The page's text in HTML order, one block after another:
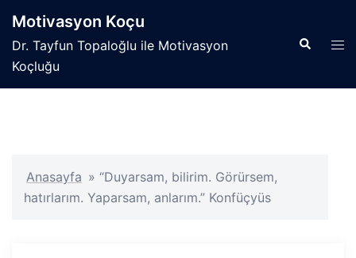
atlaMotivasyon Koçu
Dr. Tayfun Topaloğlu ile Motivasyon
Koçluğu
Search
Anasayfa » “Duyarsam, bilirim. Görürsem,
hatırlarım. Yaparsam, anlarım.” Konfüçyüs